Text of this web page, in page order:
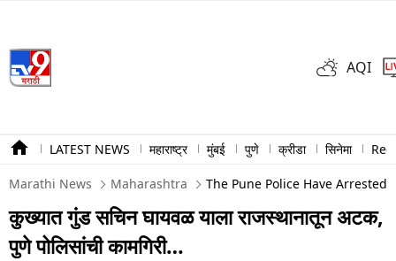
AQI
LATEST NEWS महाराष्ट्र मुंबई पुणे क्रीडा सिनेमा
Marathi News Maharashtra The Pune Police Have
कुख्यात गुंड सचिन घायवळ याला राजस्थानातून अटक,
पुणे पोलिसांची कामगिरी…